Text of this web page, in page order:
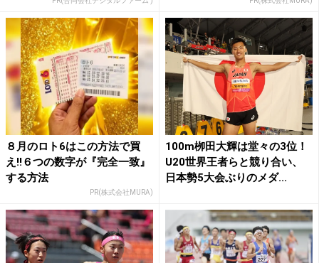
８月のロト6はこの方法で買
え!!６つの数字が『完全一致』
する方法
PR(株式会社MURA)
100m栁田大輝は堂々の3位！
U20世界王者らと競り合い、
日本勢5大会ぶりのメダ...